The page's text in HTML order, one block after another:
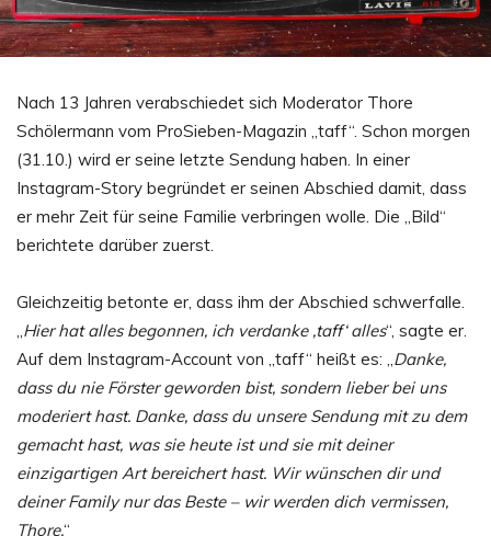
Nach 13 Jahren verabschiedet sich Moderator Thore
Schölermann vom ProSieben-Magazin „taff“. Schon morgen
(31.10.) wird er seine letzte Sendung haben. In einer
Instagram-Story begründet er seinen Abschied damit, dass
er mehr Zeit für seine Familie verbringen wolle. Die „Bild“
berichtete darüber zuerst.
Gleichzeitig betonte er, dass ihm der Abschied schwerfalle.
„Hier hat alles begonnen, ich verdanke ‚taff‘ alles“, sagte er.
Auf dem Instagram-Account von „taff“ heißt es: „Danke,
dass du nie Förster geworden bist, sondern lieber bei uns
moderiert hast. Danke, dass du unsere Sendung mit zu dem
gemacht hast, was sie heute ist und sie mit deiner
einzigartigen Art bereichert hast. Wir wünschen dir und
deiner Family nur das Beste – wir werden dich vermissen,
Thore.“